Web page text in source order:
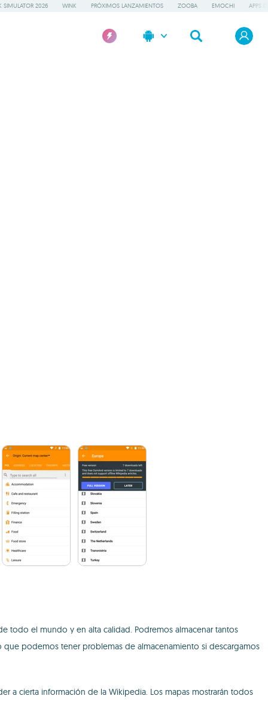
SIMULATOR 2026 WINK PRÓXIMOS LANZAMIENTOS ZOOBA EMOCHI APPS
todo el mundo y en alta calidad. Podremos almacenar tantos
podemos tener problemas de almacenamiento si descargamos
a cierta información de la Wikipedia. Los mapas mostrarán todos